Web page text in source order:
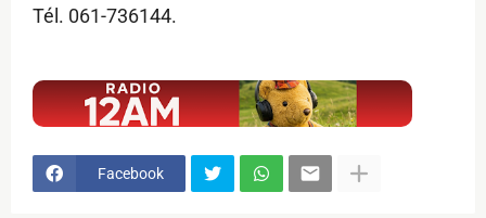
Tél. 061-736144.
Facebook